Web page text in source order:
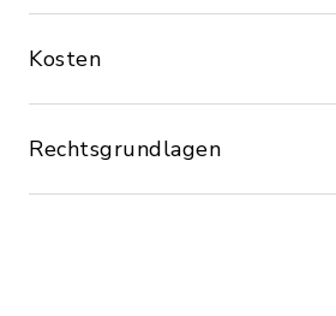
Kosten
Rechtsgrundlagen